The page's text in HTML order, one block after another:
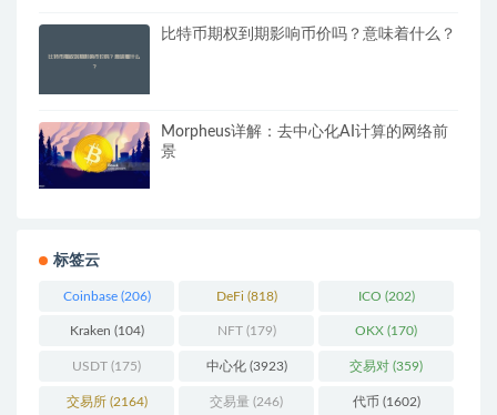
比特币期权到期影响币价吗？意味着什么？
Morpheus详解：去中心化AI计算的网络前
景
标签云
Coinbase(206) DeFi (818) ICO (202)
Kraken (104) NFT(179) OKX (170)
USDT (175) 中心化(3923) 交易对 (359)
交易所(2164) 交易量 (246) 代币 (1602)